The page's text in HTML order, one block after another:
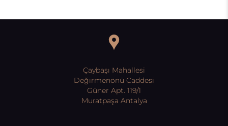
Çaybaşı Mahallesi
Değirmenönü Caddesi
Güner Apt. 119/1
Muratpaşa Antalya